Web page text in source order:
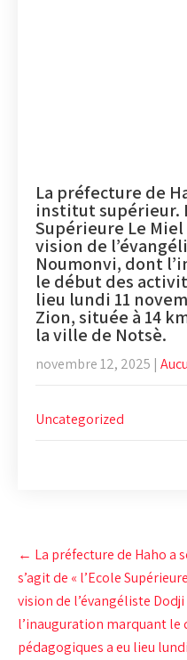
La préfecture de
institut supérieur.
Supérieure Le
vision de
Noumonvi, dont
le début des
lieu lundi 11
Zion, située à 14
la ville de Notsè.
novembre 12, 2025 |
Uncategorized
Post
navigation
← La préfecture de Haho a
s’agit de « l’Ecole
vision de l’évangéliste
l’inauguration marquant le
pédagogiques a eu lieu